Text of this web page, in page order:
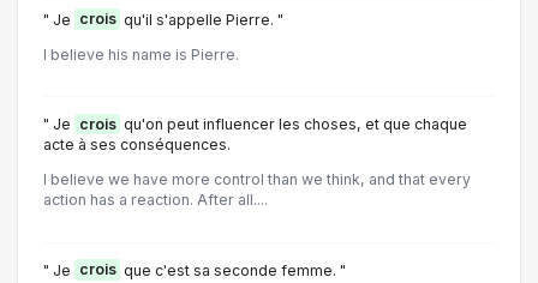
" Je crois qu'il s'appelle Pierre. "
I believe his name is Pierre.
" Je crois qu'on peut influencer les choses, et que chaque
acte à ses conséquences.
I believe we have more control than we think, and that every
action has a reaction. After all....
" Je crois que c'est sa seconde femme. "